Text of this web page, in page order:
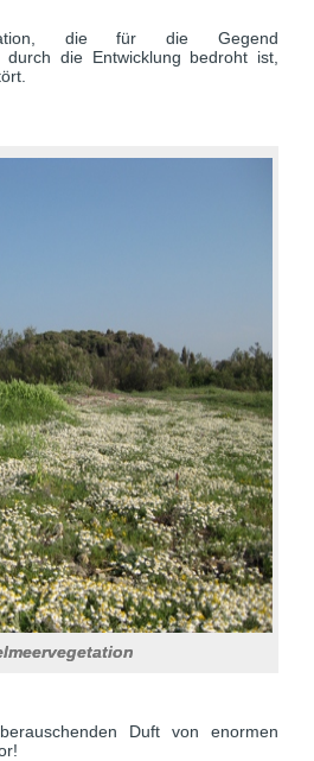
die für die Gegend
durch die Entwicklung bedroht ist,
Duft von enormen